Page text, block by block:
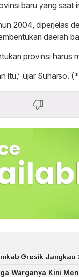
baru yang saat
2004, diperjelas
daerah
provinsi harus
itu,” ujar Suharso.
Gresik
Warganya Kini